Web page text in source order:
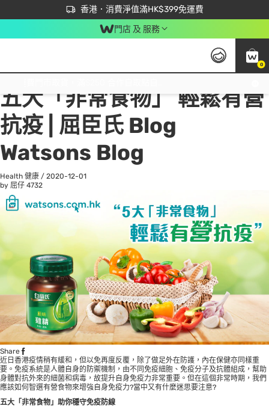
香港．消費淨值滿HK$399免運費
立即成為易賞錢會員盡享獨家優惠
首次APP下單買滿$450 輸入 NEWAPP 即減$50
門店 及 服務
0
All
五大「非常食物」 輕鬆有營
抗疫 | 屈臣氏 Blog
Watsons Blog
Health 健康 / 2020-12-01
by 屈仔 4732
Share
近日香港疫情稍有緩和，但以免再度反覆，除了做足外在防護，內在保健亦同樣重
要。免疫系統是人體自身的防禦機制，由不同免疫細胞、免疫分子及抗體組成，幫助
身體對抗外來的細菌和病毒，故提升自身免疫力非常重要。但在這個非常時期，我們
應該如何智選有營食物來增強自身免疫力?當中又有什麼迷思要注意?
五大「非常食物」助你穩守免疫防線